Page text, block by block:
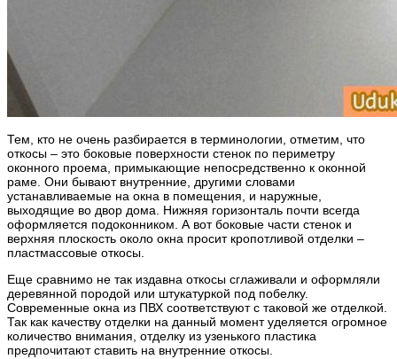
Тем, кто не очень разбирается в терминологии, отметим, что
откосы – это боковые поверхности стенок по периметру
оконного проема, примыкающие непосредственно к оконной
раме. Они бывают внутренние, другими словами
устанавливаемые на окна в помещения, и наружные,
выходящие во двор дома. Нижняя горизонталь почти всегда
оформляется подоконником. А вот боковые части стенок и
верхняя плоскость около окна просит кропотливой отделки –
пластмассовые откосы.
Еще сравнимо не так издавна откосы сглаживали и оформляли
деревянной породой или штукатуркой под побелку.
Современные окна из ПВХ соответствуют с таковой же отделкой.
Так как качеству отделки на данный момент уделяется огромное
количество внимания, отделку из узенького пластика
предпочитают ставить на внутренние откосы.